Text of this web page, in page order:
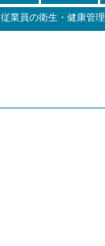
従業員の衛生・健康管理